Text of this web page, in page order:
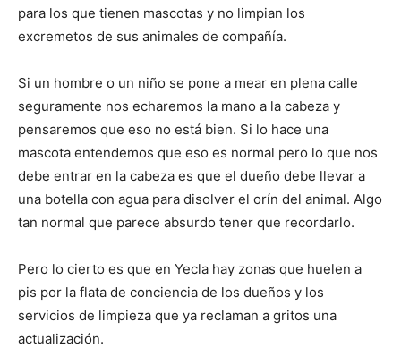
para los que tienen mascotas y no limpian los
excremetos de sus animales de compañía.
Si un hombre o un niño se pone a mear en plena calle
seguramente nos echaremos la mano a la cabeza y
pensaremos que eso no está bien. Si lo hace una
mascota entendemos que eso es normal pero lo que nos
debe entrar en la cabeza es que el dueño debe llevar a
una botella con agua para disolver el orín del animal. Algo
tan normal que parece absurdo tener que recordarlo.
Pero lo cierto es que en Yecla hay zonas que huelen a
pis por la flata de conciencia de los dueños y los
servicios de limpieza que ya reclaman a gritos una
actualización.